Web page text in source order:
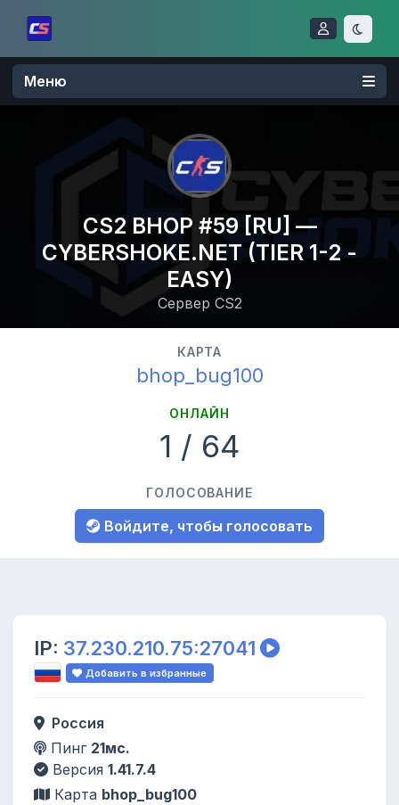
Меню
CS2 BHOP #59 [RU] —
CYBERSHOKE.NET (TIER 1-2 -
EASY)
Сервер CS2
КАРТА
bhop_bug100
ОНЛАЙН
1 / 64
ГОЛОСОВАНИЕ
Войдите, чтобы голосовать
IP: 37.230.210.75:27041
Добавить в избранные
Россия
Пинг 21мс.
Версия 1.41.7.4
Карта bhop_bug100